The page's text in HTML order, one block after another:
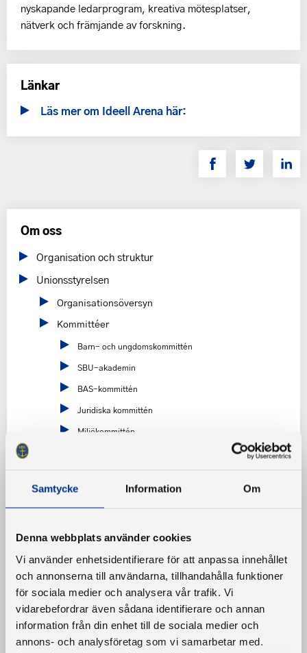
Samtycke Information Om
Denna webbplats använder cookies
Vi använder enhetsidentifierare för att anpassa innehållet
och annonserna till användarna, tillhandahålla funktioner
för sociala medier och analysera vår trafik. Vi
vidarebefordrar även sådana identifierare och annan
information från din enhet till de sociala medier och
annons- och analysföretag som vi samarbetar med.
Om oss
Organisation och struktur
Unionsstyrelsen
Organisationsöversyn
Kommittéer
Barn- och ungdomskommittén
SBU-akademin
BAS-kommittén
Juridiska kommittén
Miljökommittén
Sjösäkerhetskommittén
Båtriksdagen 2026
Motioner
Valnämnden
Förtjänstteckennämnden
Unionsrådet
nyskapande ledarprogram, kreativa mötesplatser,
nätverk och främjande av forskning.
Länkar
Läs mer om Ideell Arena här: